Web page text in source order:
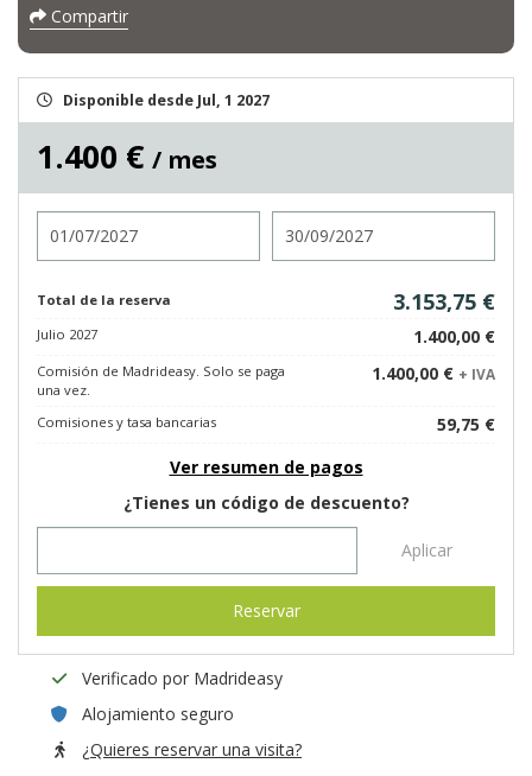
Compartir
Disponible desde Jul, 1 2027
1.400 € / mes
Total de la reserva 3.153,75 €
Julio 2027 1.400,00 €
Comisión de Madrideasy. Solo se paga
una vez.
1.400,00 € + IVA
Comisiones y tasa bancarias
59,75 €
Ver resumen de pagos
¿Tienes un código de descuento?
Aplicar
Reservar
Verificado por Madrideasy
Alojamiento seguro
¿Quieres reservar una visita?